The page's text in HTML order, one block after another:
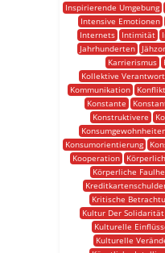
Inspirierende Umgebung
Intensive Emotionen
Internets
Intimität
Jahrhunderten
Karrierismus
Kollektive
Kommunikation
Konstante
Konstruktivere
Konsumorientierung
Kooperation
Körperliche
Kritische
Kultur Der Solidarität
Kulturelle
Kulturelle